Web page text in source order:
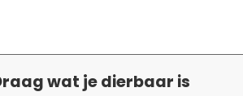
wat je dierbaar is